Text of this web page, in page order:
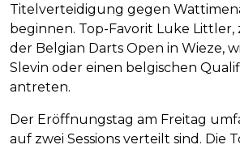
Titelverteidigung gegen
beginnen. Top-Favorit Luke Littler,
der Belgian Darts Open in Wieze,
Slevin oder einen belgischen
antreten.
Der Eröffnungstag am Freitag
auf zwei Sessions verteilt sind. Die